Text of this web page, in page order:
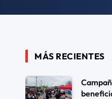
MÁS RECIENTES